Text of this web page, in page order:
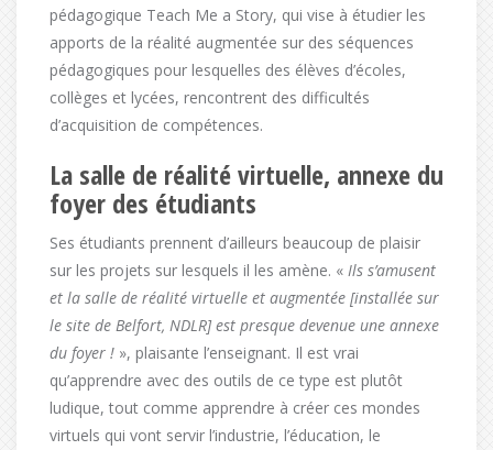
pédagogique Teach Me a Story, qui vise à étudier les
apports de la réalité augmentée sur des séquences
pédagogiques pour lesquelles des élèves d’écoles,
collèges et lycées, rencontrent des difficultés
d’acquisition de compétences.
La salle de réalité virtuelle, annexe du
foyer des étudiants
Ses étudiants prennent d’ailleurs beaucoup de plaisir
sur les projets sur lesquels il les amène. « Ils s’amusent
et la salle de réalité virtuelle et augmentée [installée sur
le site de Belfort, NDLR] est presque devenue une annexe
du foyer ! », plaisante l’enseignant. Il est vrai
qu’apprendre avec des outils de ce type est plutôt
ludique, tout comme apprendre à créer ces mondes
virtuels qui vont servir l’industrie, l’éducation, le